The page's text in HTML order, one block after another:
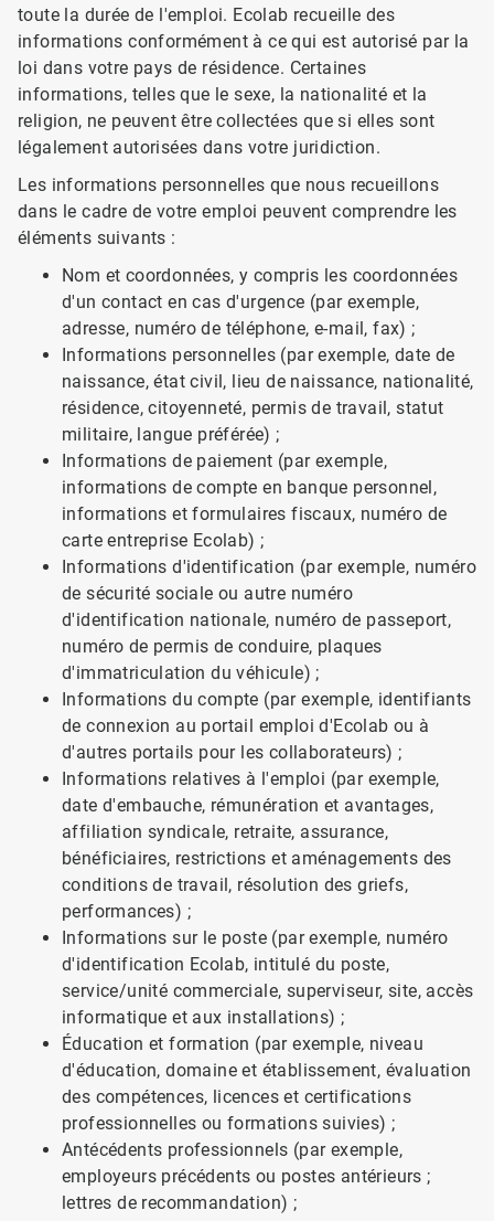
toute la durée de l'emploi. Ecolab recueille des
informations conformément à ce qui est autorisé par la
loi dans votre pays de résidence. Certaines
informations, telles que le sexe, la nationalité et la
religion, ne peuvent être collectées que si elles sont
légalement autorisées dans votre juridiction.
Les informations personnelles que nous recueillons
dans le cadre de votre emploi peuvent comprendre les
éléments suivants :
Nom et coordonnées, y compris les coordonnées
d'un contact en cas d'urgence (par exemple,
adresse, numéro de téléphone, e-mail, fax) ;
Informations personnelles (par exemple, date de
naissance, état civil, lieu de naissance, nationalité,
résidence, citoyenneté, permis de travail, statut
militaire, langue préférée) ;
Informations de paiement (par exemple,
informations de compte en banque personnel,
informations et formulaires fiscaux, numéro de
carte entreprise Ecolab) ;
Informations d'identification (par exemple, numéro
de sécurité sociale ou autre numéro
d'identification nationale, numéro de passeport,
numéro de permis de conduire, plaques
d'immatriculation du véhicule) ;
Informations du compte (par exemple, identifiants
de connexion au portail emploi d'Ecolab ou à
d'autres portails pour les collaborateurs) ;
Informations relatives à l'emploi (par exemple,
date d'embauche, rémunération et avantages,
affiliation syndicale, retraite, assurance,
bénéficiaires, restrictions et aménagements des
conditions de travail, résolution des griefs,
performances) ;
Informations sur le poste (par exemple, numéro
d'identification Ecolab, intitulé du poste,
service/unité commerciale, superviseur, site, accès
informatique et aux installations) ;
Éducation et formation (par exemple, niveau
d'éducation, domaine et établissement, évaluation
des compétences, licences et certifications
professionnelles ou formations suivies) ;
Antécédents professionnels (par exemple,
employeurs précédents ou postes antérieurs ;
lettres de recommandation) ;